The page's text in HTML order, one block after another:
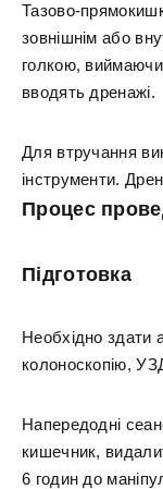
Тазово-
зовнішнім або
голкою, виймаючи
вводять дренажі.
Для втручання
інструменти.
Процес
Підготовка
Необхідно здати
колоноскопію,
Напередодні
кишечник,
6 годин до